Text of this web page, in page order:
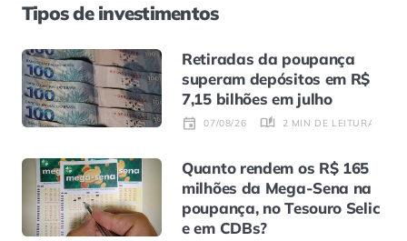
Tipos de investimentos
Retiradas da poupança
superam depósitos em R$
7,15 bilhões em julho
07/08/26 2 MIN DE LEITURA
Quanto rendem os R$ 165
milhões da Mega-Sena na
poupança, no Tesouro Selic
e em CDBs?